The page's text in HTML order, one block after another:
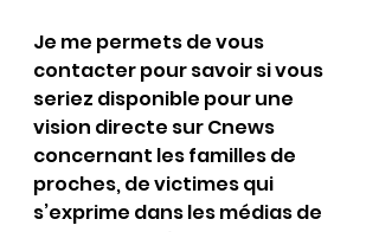
Je me permets de vous
contacter pour savoir si vous
seriez disponible pour une
vision directe sur Cnews
concernant les familles de
proches, de victimes qui
s’exprime dans les médias de